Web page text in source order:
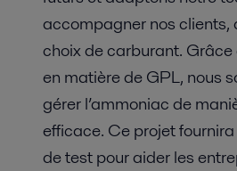
accompagner nos clients,
choix de carburant.
en matière de GPL, nous
gérer l’ammoniac de
efficace. Ce projet
de test pour aider les